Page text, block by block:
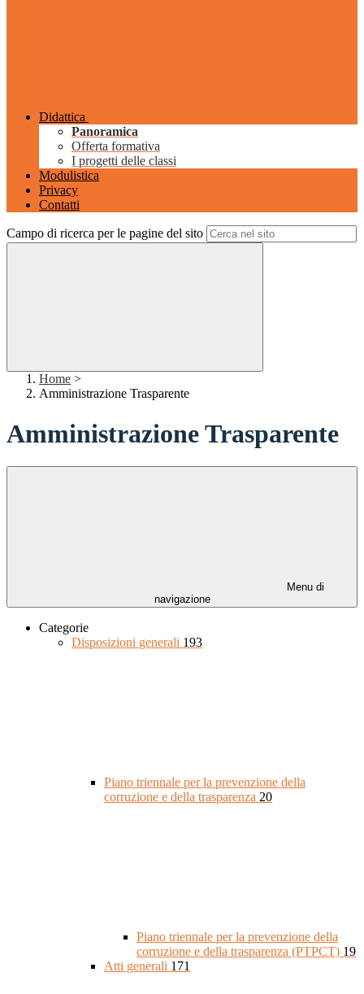
Didattica
Panoramica
Offerta formativa
I progetti delle classi
Modulistica
Privacy
Contatti
Campo di ricerca per le pagine del sito
Home >
Amministrazione Trasparente
Amministrazione Trasparente
Menu di
navigazione
Categorie
Disposizioni generali 193
Piano triennale per la prevenzione della
corruzione e della trasparenza 20
Piano triennale per la prevenzione della
corruzione e della trasparenza (PTPCT) 19
Atti generali 171